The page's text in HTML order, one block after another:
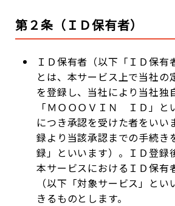
第２条（ＩＤ保有者）
ＩＤ保有者（以下「ＩＤ保有
とは、本サービス上で当社の
を登録し、当社により当社独
「ＭＯＯＯＶＩＮ ＩＤ」と
につき承認を受けた者をいい
録より当該承認までの手続き
録」といいます）。ＩＤ登録
本サービスにおけるＩＤ保有
（以下「対象サービス」と
きるものとします。